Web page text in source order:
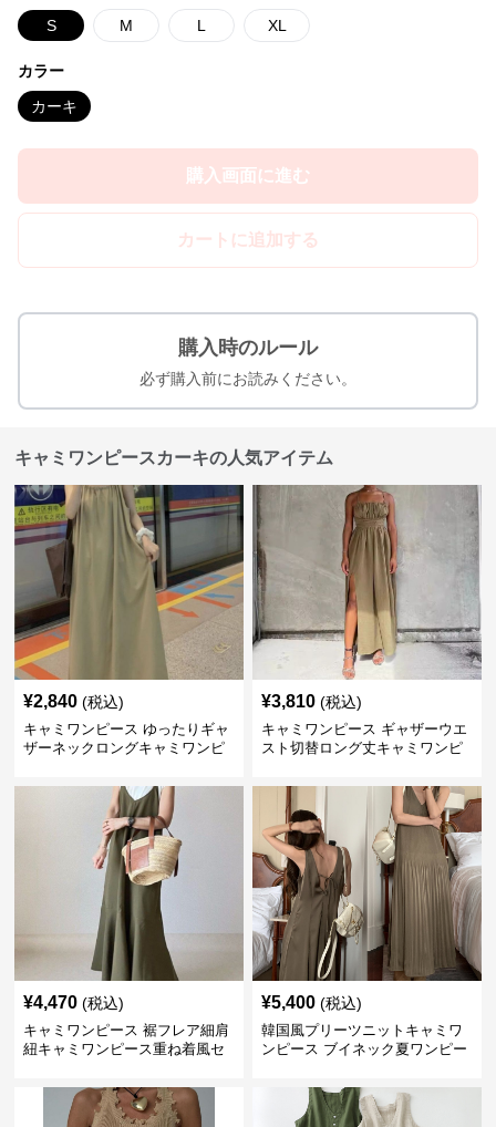
S M L XL
カラー
カーキ
購入画面に進む
カートに追加する
購入時のルール
必ず購入前にお読みください。
キャミワンピースカーキの人気アイテム
¥2,840 (税込)
キャミワンピース ゆったりギャ
ザーネックロングキャミワンピ
¥3,810 (税込)
キャミワンピース ギャザーウエ
スト切替ロング丈キャミワンピ
¥4,470 (税込)
キャミワンピース 裾フレア細肩
紐キャミワンピース重ね着風セ
¥5,400 (税込)
韓国風プリーツニットキャミワ
ンピース ブイネック夏ワンピー